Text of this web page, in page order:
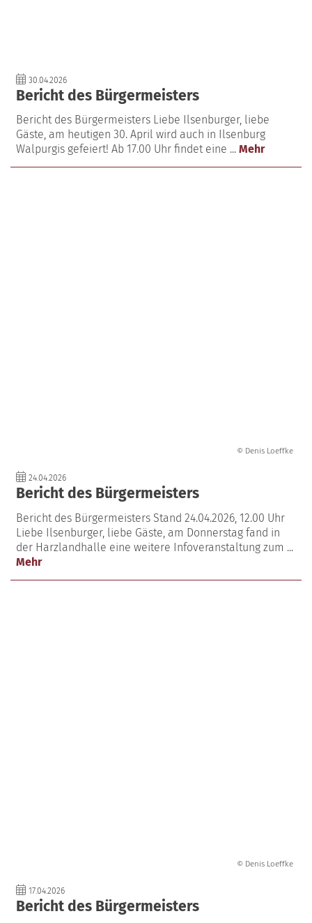
30.04.2026
Bericht des Bürgermeisters
Bericht des Bürgermeisters Liebe Ilsenburger, liebe
Gäste, am heutigen 30. April wird auch in Ilsenburg
Walpurgis gefeiert! Ab 17.00 Uhr findet eine ... Mehr
© Denis Loeffke
24.04.2026
Bericht des Bürgermeisters
Bericht des Bürgermeisters Stand 24.04.2026, 12.00 Uhr
Liebe Ilsenburger, liebe Gäste, am Donnerstag fand in
der Harzlandhalle eine weitere Infoveranstaltung zum ...
Mehr
© Denis Loeffke
17.04.2026
Bericht des Bürgermeisters